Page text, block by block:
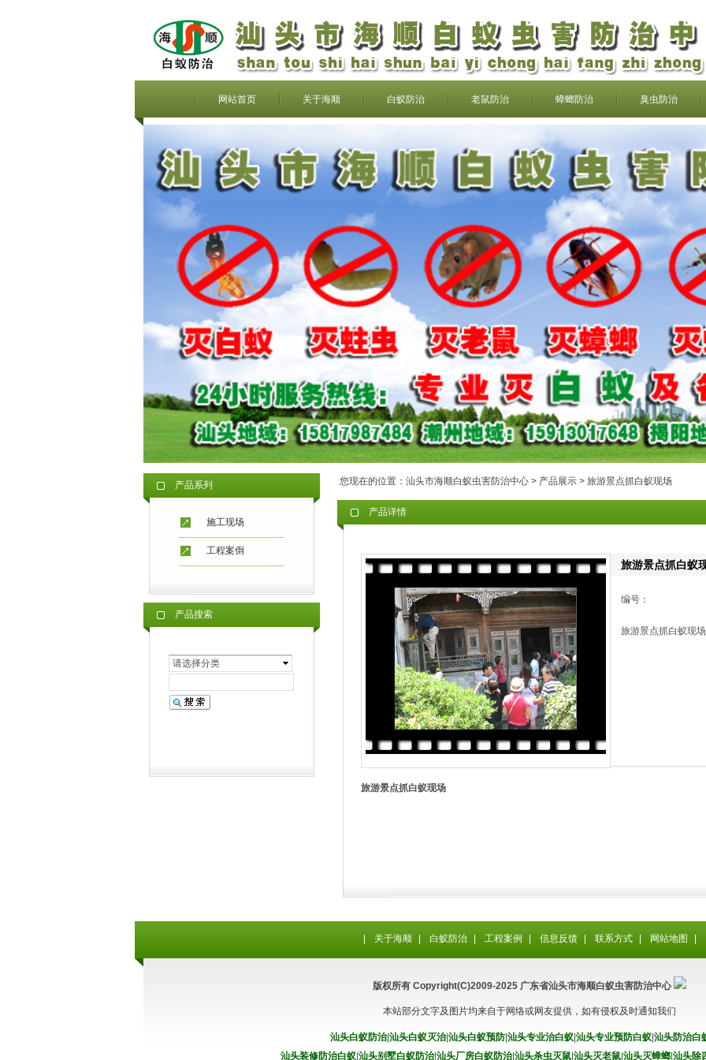
网站首页 关于海顺 白蚁防治 老鼠防治 蟑螂防治 臭虫防治
产品系列
施工现场
工程案倒
产品搜索
请选择分类
您现在的位置： 汕头市海顺白蚁虫害防治中心 > 产品展示 > 旅游景点抓白蚁现场
产品详情
旅游景点抓白蚁
编号：
旅游景点抓白蚁现场
旅游景点抓白蚁现场
关于海顺 白蚁防治 工程案例 信息反馈 联系方式 网站地图
版权所有 Copyright(C)2009-2025 广东省汕头市海顺白蚁虫害防治中心
本站部分文字及图片均来自于网络或网友提供，如有侵权及时通知我们
汕头白蚁防治|汕头白蚁灭治|汕头白蚁预防| 汕头专业治白蚁| 汕头专业预防白蚁| 汕头防治白
汕头装修防治白蚁| 汕头别墅白蚁防治|汕头厂房白蚁防治|汕头杀虫灭鼠| 汕头灭老鼠| 汕头灭蟑螂| 汕头除